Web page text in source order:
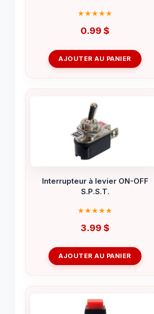
0.99 $
AJOUTER AU PANIER
Interrupteur à levier ON-OFF
S.P.S.T.
3.99 $
AJOUTER AU PANIER